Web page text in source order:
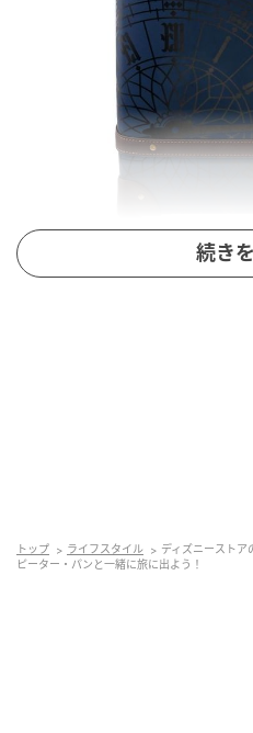
るるぶ&more.編集部
ャスターやTSAナンバーロ
続き
トップ ライフスタイル
ディズニーストア
ピーター・パンと一緒に旅に出よう！